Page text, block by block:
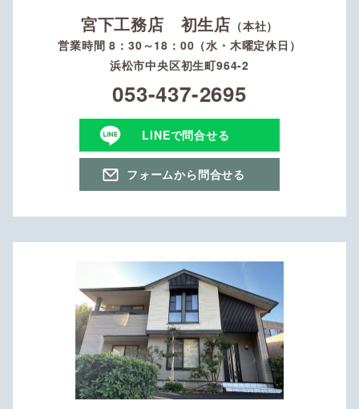
宮下工務店 初生店 （本社）
営業時間 8：30～18：00（水・木曜定休日）
浜松市中央区初生町964-2
053-437-2695
LINEで問合せる
フォームから問合せる